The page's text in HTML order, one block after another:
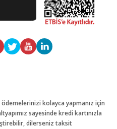
kolayca yapmanız için
sayesinde kredi kartınızla
dilerseniz taksit